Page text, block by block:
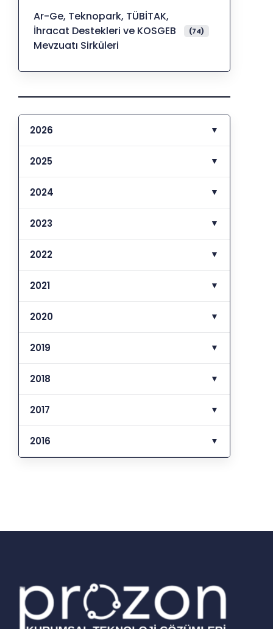
Ar-Ge, Teknopark, TÜBİTAK,
İhracat Destekleri ve KOSGEB
Mevzuatı Sirküleri
(74)
2026 ▼
2025 ▼
2024 ▼
2023 ▼
2022 ▼
2021 ▼
2020 ▼
2019 ▼
2018 ▼
2017 ▼
2016 ▼